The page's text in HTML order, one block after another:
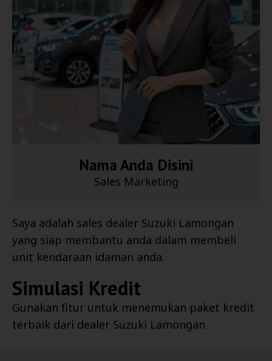
Nama Anda Disini
Sales Marketing
Saya adalah sales dealer Suzuki Lamongan
yang siap membantu anda dalam membeli
unit kendaraan idaman anda.
Simulasi Kredit
Gunakan fitur untuk menemukan paket kredit
terbaik dari dealer Suzuki Lamongan